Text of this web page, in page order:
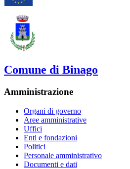
Comune di Binago
Amministrazione
Organi di governo
Aree amministrative
Uffici
Enti e fondazioni
Politici
Personale amministrativo
Documenti e dati